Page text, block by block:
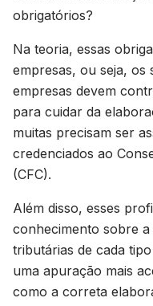
obrigatórios?
Na teoria, essas
empresas, ou seja, os
empresas devem
para cuidar da
muitas precisam ser
credenciados ao
(CFC).
Além disso, esses
conhecimento sobre
tributárias de cada
uma apuração mais
como a correta